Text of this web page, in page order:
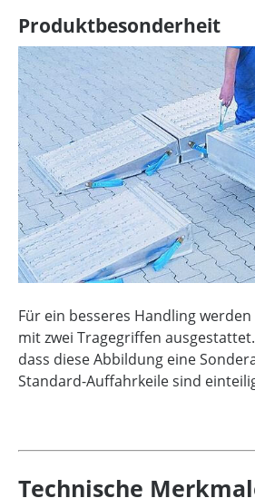
Produktbesonderheit
Für ein besseres Handling
mit zwei Tragegriffen
dass diese Abbildung eine
Standard-Auffahrkeile sind
Technische